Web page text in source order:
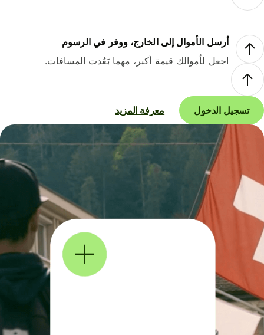
أرسل الأموال إلى الخارج، ووفر في الرسوم
اجعل لأموالك قيمة أكبر، مهما بَعُدت المسافات.
تسجيل الدخول معرفة المزيد